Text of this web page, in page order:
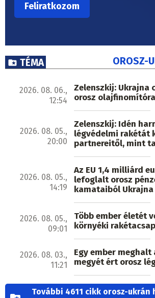
TÉMA OROSZ-
2026. 08. 06.,
12:54
Zelenszkij: Ukrajna
orosz olajfinomítóra
2026. 08. 05.,
20:00
Zelenszkij: Idén
légvédelmi rakétát
partnereitől, mint
2026. 08. 05.,
14:19
Az EU 1,4 milliárd
lefoglalt orosz
kamataiból
2026. 08. 05.,
09:01
Több ember életét
környéki
2026. 08. 03.,
11:21
Egy ember
megyét ért orosz
További 4611 cikk orosz-ukrán